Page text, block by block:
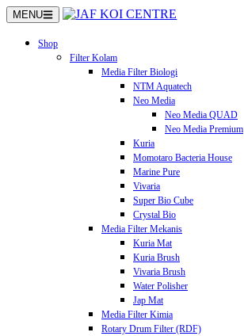
Langsung
ke
konten
MENU
Shop
Filter Kolam
Media Filter Biologi
NTM Aquatech
Neo Media
Neo Media QUAD
Neo Media Premium
Kuria
Momotaro Bacteria House
Marine Pure
Vivaria
Super Bio Cube
Crystal Bio
Media Filter Mekanis
Kuria Mat
Kuria Brush
Vivaria Brush
Water Polisher
Jap Mat
Media Filter Kimia
Rotary Drum Filter (RDF)